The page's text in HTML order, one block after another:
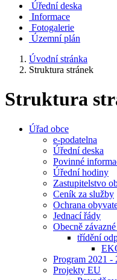
Úřední deska
Informace
Fotogalerie
Územní plán
Úvodní stránka
Struktura stránek
Struktura
Úřad obce
e-podatelna
Úřední deska
Povinné
Úřední hodiny
Zastupitelstvo
Ceník za služby
Ochrana
Jednací řády
Obecně
třídění
Program 2021 -
Projekty EU